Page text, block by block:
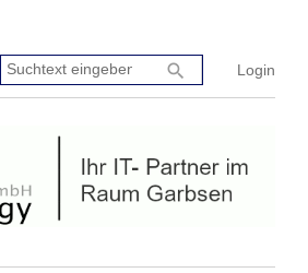
Login
Suchtext
eingeben:
search